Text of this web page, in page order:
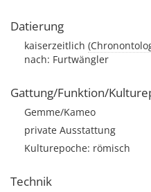
Datierung
kaiserzeitlich
nach: Furtwängler
Gattung/Funktion/
Gemme/Kameo
private Ausstattung
Kulturepoche: römisch
Technik